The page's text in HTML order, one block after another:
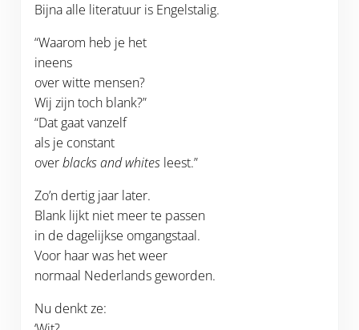
Bijna alle literatuur is Engelstalig.
“Waarom heb je het
ineens
over witte mensen?
Wij zijn toch blank?”
“Dat gaat vanzelf
als je constant
overblacks and whitesleest.”
Zo’n dertig jaar later.
Blank lijkt niet meer te passen
in de dagelijkse omgangstaal.
Voor haar was het weer
normaal Nederlands geworden.
Nu denkt ze: